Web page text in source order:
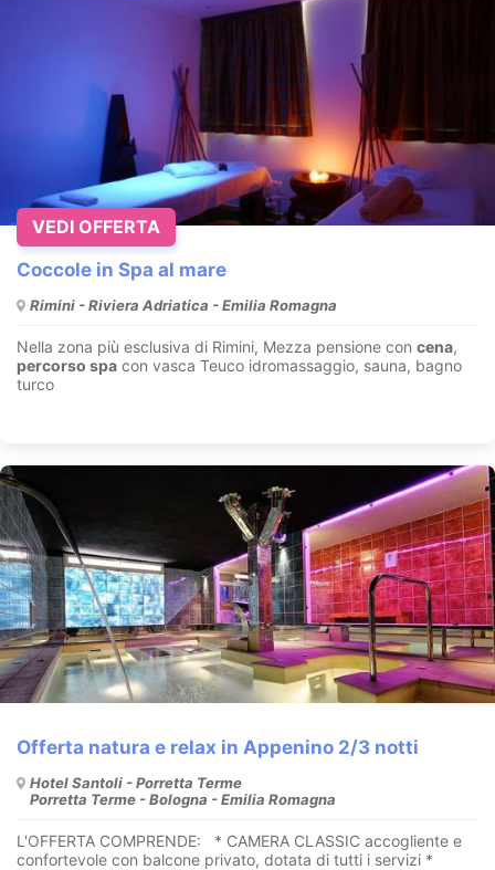
Coccole in Spa al mare
Rimini - Riviera Adriatica - Emilia Romagna
Nella zona più esclusiva di Rimini, Mezza pensione con cena,
percorso spa con vasca Teuco idromassaggio, sauna, bagno
turco
VEDI OFFERTA
Offerta natura e relax in Appenino 2/3 notti
Hotel Santoli - Porretta Terme
Porretta Terme - Bologna - Emilia Romagna
L'OFFERTA COMPRENDE: * CAMERA CLASSIC accogliente e
confortevole con balcone privato, dotata di tutti i servizi *